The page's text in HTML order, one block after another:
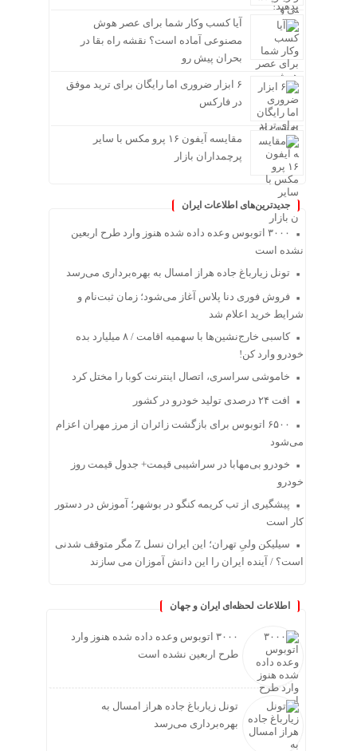
آیا کسب وکار شما برای عصر هوش
مصنوعی آماده است؟ نقشه راه بقا در
بحران پیش رو
۶ ابزار ضروری اما رایگان برای ترید موفق
در فارکس
مقایسه آیفون ۱۶ پرو مکس با سایر
پرچمداران بازار
جدیدترین‌های اطلاعات ایران
۳۰۰۰ اتوبوس وعده داده شده هنوز وارد طرح اربعین
نشده است
تونل زیارباغ جاده هراز امسال به بهره‌برداری می‌رسد
فروش فوری دنا پلاس آغاز می‌شود؛ زمان ثبت‌نام و
شرایط خرید اعلام شد
کاسبی خارج‌نشین‌ها با سهمیه اقامت / ۸ میلیارد بده
خودرو وارد کن!
خاموشی سراسری، اتصال اینترنت کوبا را مختل کرد
افت ۲۴ درصدی تولید خودرو در کشور
۶۵۰۰ اتوبوس برای بازگشت زائران از مرز مهران اعزام
می‌شود
خودرو بی‌مهابا در سراشیبی قیمت+ جدول قیمت روز
خودرو
پیشگیری از تب کریمه کنگو در بوشهر؛ آموزش در دستور
کار است
سیلیکن ولیِ تهران؛ این ایران نسل Z مگر متوقف شدنی
است؟ / آینده ایران را این دانش آموزان می سازند
اطلاعات لحظه‌ای ایران و جهان
۳۰۰۰ اتوبوس وعده داده شده هنوز وارد
طرح اربعین نشده است
تونل زیارباغ جاده هراز امسال به
بهره‌برداری می‌رسد